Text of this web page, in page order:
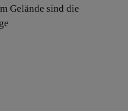
Gelände sind die